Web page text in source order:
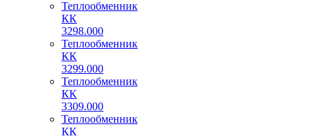
Теплообменник
КК
3298.000
Теплообменник
КК
3299.000
Теплообменник
КК
3309.000
Теплообменник
КК